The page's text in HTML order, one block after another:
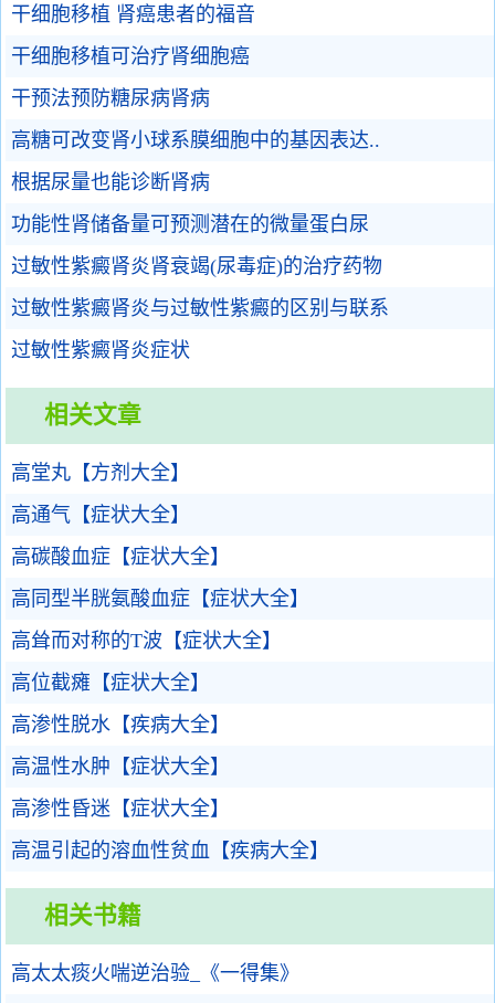
干细胞移植 肾癌患者的福音
干细胞移植可治疗肾细胞癌
干预法预防糖尿病肾病
高糖可改变肾小球系膜细胞中的基因表达..
根据尿量也能诊断肾病
功能性肾储备量可预测潜在的微量蛋白尿
过敏性紫癜肾炎肾衰竭(尿毒症)的治疗药物
过敏性紫癜肾炎与过敏性紫癜的区别与联系
过敏性紫癜肾炎症状
相关文章
高堂丸【方剂大全】
高通气【症状大全】
高碳酸血症【症状大全】
高同型半胱氨酸血症【症状大全】
高耸而对称的T波【症状大全】
高位截瘫【症状大全】
高渗性脱水【疾病大全】
高温性水肿【症状大全】
高渗性昏迷【症状大全】
高温引起的溶血性贫血【疾病大全】
相关书籍
高太太痰火喘逆治验_《一得集》